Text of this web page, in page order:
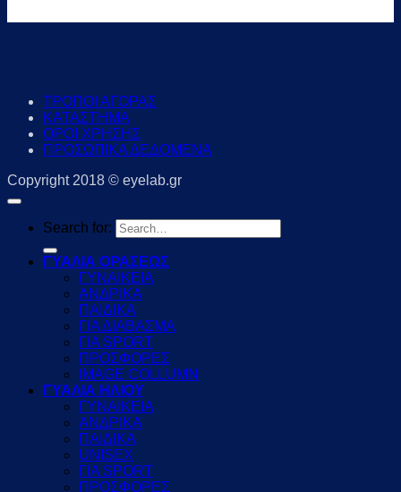
ΤΡΟΠΟΙ ΑΓΟΡΑΣ
ΚΑΤΑΣΤΗΜΑ
ΟΡΟΙ ΧΡΗΣΗΣ
ΠΡΟΣΩΠΙΚΑ ΔΕΔΟΜΕΝΑ
Copyright 2018 © eyelab.gr
Search for:
ΓΥΑΛΙΑ ΟΡΑΣΕΩΣ
ΓΥΝΑΙΚΕΙΑ
ΑΝΔΡΙΚΑ
ΠΑΙΔΙΚΑ
ΓΙΑ ΔΙΑΒΑΣΜΑ
ΓΙΑ SPORT
ΠΡΟΣΦΟΡΕΣ
IMAGE COLLUMN
ΓΥΑΛΙΑ ΗΛΙΟΥ
ΓΥΝΑΙΚΕΙΑ
ΑΝΔΡΙΚΑ
ΠΑΙΔΙΚΑ
UNISEX
ΓΙΑ SPORT
ΠΡΟΣΦΟΡΕΣ